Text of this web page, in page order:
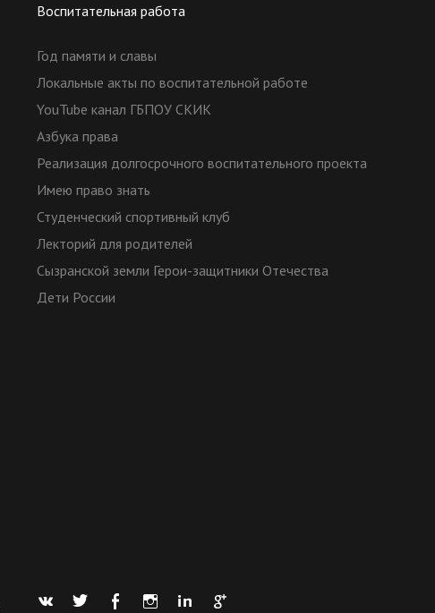
Воспитательная работа
Год памяти и славы
Локальные акты по воспитательной работе
YouTube канал ГБПОУ СКИК
Азбука права
Реализация долгосрочного воспитательного проекта
Имею право знать
Студенческий спортивный клуб
Лекторий для родителей
Сызранской земли Герои-защитники Отечества
Дети России